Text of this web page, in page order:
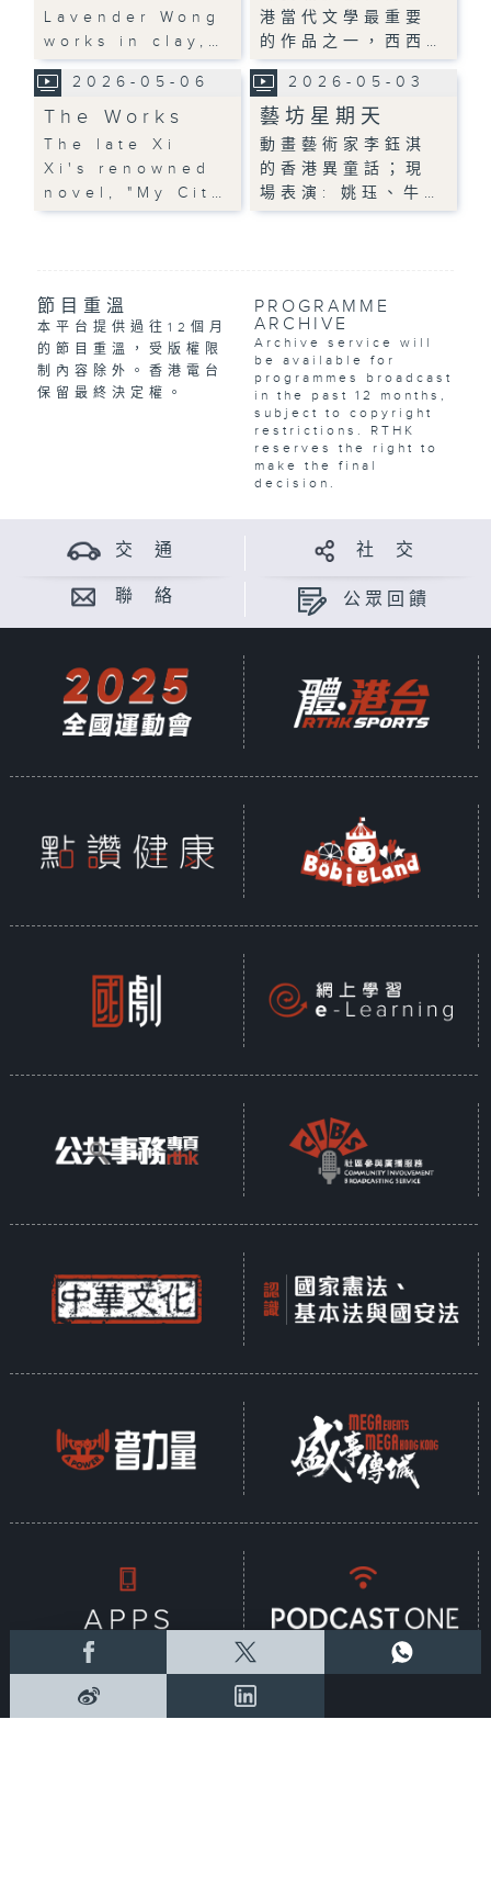
Lavender Wong
works in clay,…
港當代文學最重要
的作品之一，西西…
2026-05-06
The Works
The late Xi
Xi's renowned
novel, "My Cit…
2026-05-03
藝坊星期天
動畫藝術家李鈺淇
的香港異童話；現
場表演: 姚珏、牛…
節目重溫
本平台提供過往12個月
的節目重溫，受版權限
制內容除外。香港電台
保留最終決定權。
PROGRAMME
ARCHIVE
Archive service will
be available for
programmes broadcast
in the past 12 months,
subject to copyright
restrictions. RTHK
reserves the right to
make the final
decision.
交 通 社 交
聯 絡 公眾回饋